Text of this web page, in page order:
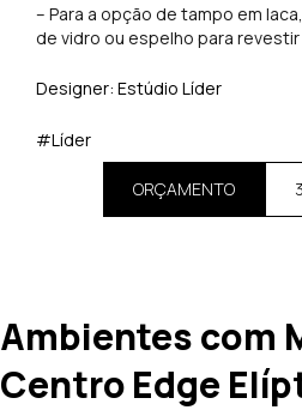
– Para a opção de tampo em
de vidro ou espelho para
Designer: Estúdio Líder
#Líder
ORÇAMENTO
Ambientes com
Centro Edge